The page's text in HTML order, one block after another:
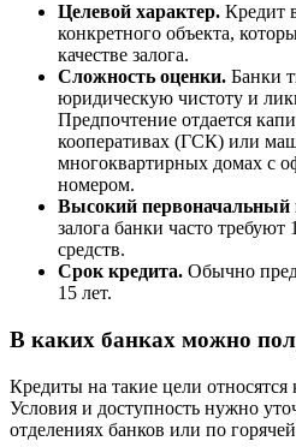
Целевой характер. Кредит
конкретного объекта,
качестве залога.
Сложность оценки. Банки
юридическую чистоту и
Предпочтение отдается
кооперативах (ГСК) или
многоквартирных домах с
номером.
Высокий первоначальный
залога банки часто
средств.
Срок кредита. Обычно
15 лет.
В каких банках можно
Кредиты на такие цели
Условия и доступность нужно
отделениях банков или по